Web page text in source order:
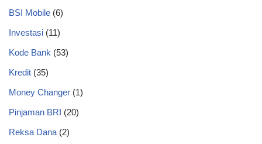
BSI Mobile (6)
Investasi (11)
Kode Bank (53)
Kredit (35)
Money Changer (1)
Pinjaman BRI (20)
Reksa Dana (2)